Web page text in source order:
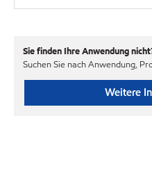
Sie finden Ihre Anwendung
Suchen Sie nach Anwendung,
Weitere